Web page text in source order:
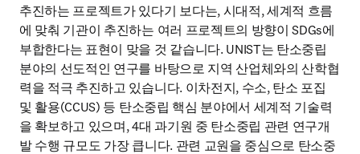
추진하는 프로젝트가 있다기 보다는, 시대적, 세계적 흐름
에 맞춰 기관이 추진하는 여러 프로젝트의 방향이 SDGs에
부합한다는 표현이 맞을 것 같습니다. UNIST는 탄소중립
분야의 선도적인 연구를 바탕으로 지역 산업체와의 산학협
력을 적극 추진하고 있습니다. 이차전지, 수소, 탄소 포집
및 활용(CCUS) 등 탄소중립 핵심 분야에서 세계적 기술력
을 확보하고 있으며, 4대 과기원 중 탄소중립 관련 연구개
발 수행 규모도 가장 큽니다. 관련 교원을 중심으로 탄소중